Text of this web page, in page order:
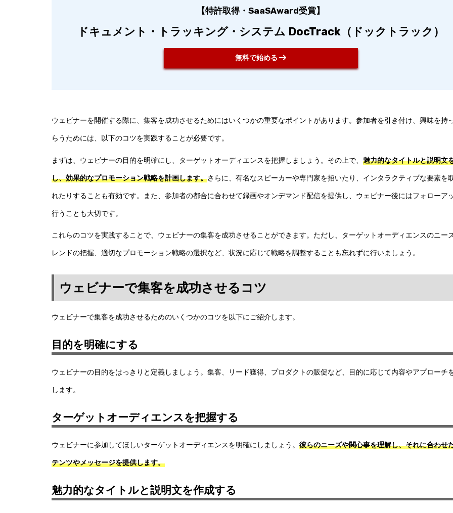
【特許取得・SaaSAward受賞】
ドキュメント・トラッキング・システム DocTrack（ドックトラック）
無料で始める
ウェビナーを開催する際に、集客を成功させるためにはいくつかの重要なポイントがあります。参加者を引き付け、興味を持
らうためには、以下のコツを実践することが必要です。
まずは、ウェビナーの目的を明確にし、ターゲットオーディエンスを把握しましょう。その上で、 魅力的なタイトルと説明文
し、効果的なプロモーション戦略を計画します。さらに、有名なスピーカーや専門家を招いたり、インタラクティブな要素を
れたりすることも有効です。また、参加者の都合に合わせて録画やオンデマンド配信を提供し、ウェビナー後にはフォローア
行うことも大切です。
これらのコツを実践することで、ウェビナーの集客を成功させることができます。ただし、ターゲットオーディエンスのニー
レンドの把握、適切なプロモーション戦略の選択など、状況に応じて戦略を調整することも忘れずに行いましょう。
ウェビナーで集客を成功させるコツ
ウェビナーで集客を成功させるためのいくつかのコツを以下にご紹介します。
目的を明確にする
ウェビナーの目的をはっきりと定義しましょう。 集客、 リード獲得、 プロダクトの販促など、目的に応じて内容やアプローチ
します。
ターゲットオーディエンスを把握する
ウェビナーに参加してほしいターゲットオーディエンスを明確にしましょう。 彼らのニーズや関心事を理解し、それに合わせ
テンツやメッセージを提供します。
魅力的なタイトルと説明文を作成する